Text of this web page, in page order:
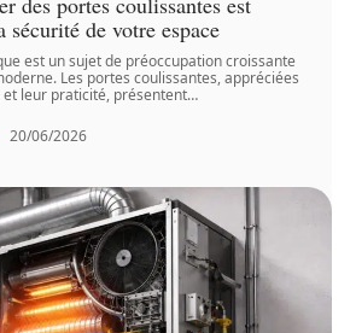
sécurité de votre espace
est un sujet de préoccupation croissante
Les portes coulissantes, appréciées
leur praticité, présentent…
20/06/2026